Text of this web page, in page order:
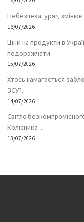
Небезпека: уряд
16/07/2026
Ціни на продукти в
подорожчати
15/07/2026
Хтось намагається
ЗСУ?..
14/07/2026
Світло
Колісника…
13/07/2026